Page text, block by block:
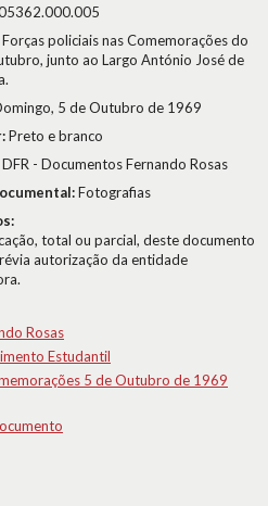
Forças policiais nas Comemorações do
junto ao Largo António José de
5 de Outubro de 1969
Preto e branco
DFR - Documentos Fernando Rosas
Fotografias
total ou parcial, deste documento
autorização da entidade
Rosas
Estudantil
5 de Outubro de 1969